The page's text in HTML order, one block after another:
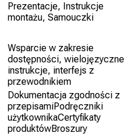
Prezentacje, Instrukcje
montażu, Samouczki
Wsparcie w zakresie
dostępności, wielojęzyczne
instrukcje, interfejs z
przewodnikiem
Dokumentacja zgodności z
przepisamiPodręczniki
użytkownikaCertyfikaty
produktówBroszury